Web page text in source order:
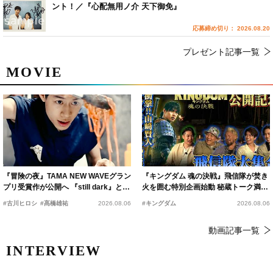
MOVIE
『冒険の夜』TAMA NEW WAVEグラン
プリ受賞作が公開へ 『still dark』と同
#古川ヒロシ #髙橋雄祐 2026.08.06
『キングダム 魂の決戦』飛信隊が焚き
火を囲む特別企画始動 秘蔵トーク満載
#キングダム 2026.08.06
動画記事一覧
INTERVIEW
ント！／『心配無用ノ介 天下御免』
応募締め切り： 2026.08.20
プレゼント記事一覧